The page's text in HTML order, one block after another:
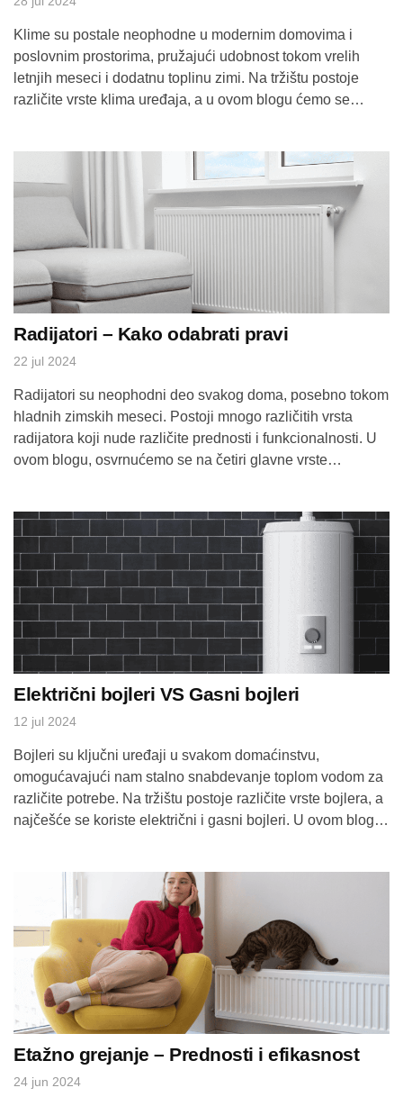
Klime su postale neophodne u modernim domovima i
poslovnim prostorima, pružajući udobnost tokom vrelih
letnjih meseci i dodatnu toplinu zimi. Na tržištu postoje
različite vrste klima uređaja, a u ovom blogu ćemo se
kontrola: Multi split klime omogućavaju kontrolu […]
Radijatori – Kako odabrati pravi
22 jul 2024
Radijatori su neophodni deo svakog doma, posebno tokom
hladnih zimskih meseci. Postoji mnogo različitih vrsta
radijatora koji nude različite prednosti i funkcionalnosti. U
ovom blogu, osvrnućemo se na četiri glavne vrste
Prednosti: Lagana konstrukcija: Aluminijum je poznat po
svojoj lakoći, što olakšava instalaciju i rukovanje.Brzo […]
Električni bojleri VS Gasni bojleri
12 jul 2024
Bojleri su ključni uređaji u svakom domaćinstvu,
omogućavajući nam stalno snabdevanje toplom vodom za
različite potrebe. Na tržištu postoje različite vrste bojlera, a
najčešće se koriste električni i gasni bojleri. U ovom blogu
instalacija: Električni bojleri su poznati po svojoj
jednostavnoj instalaciji koja […]
Etažno grejanje – Prednosti i efikasnost
24 jun 2024